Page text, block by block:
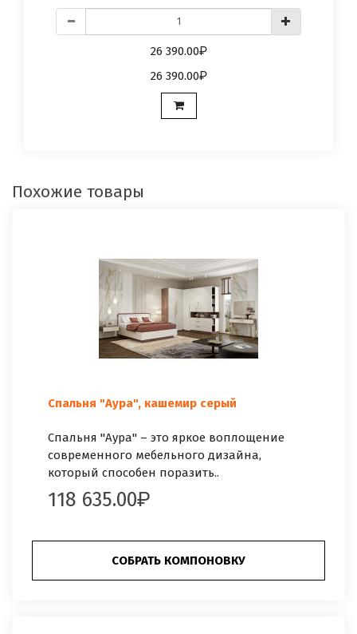
26 390.00
26 390.00
Похожие товары
Спальня "Аура", кашемир серый
Спальня "Аура" – это яркое воплощение
современного мебельного дизайна,
который способен поразить..
118 635.00
СОБРАТЬ КОМПОНОВКУ